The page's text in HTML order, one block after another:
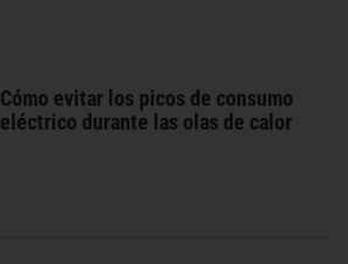
Cómo evitar los picos de consumo
eléctrico durante las olas de calor